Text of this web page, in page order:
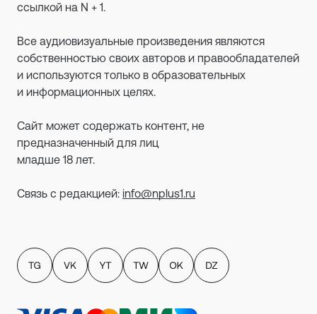
ссылкой на N + 1.
Все аудиовизуальные произведения являются
собственностью своих авторов и правообладателей
и используются только в образовательных
и информационных целях.
Сайт может содержать контент, не
предназначенный для лиц
младше 18 лет.
Связь с редакцией: info@nplus1.ru